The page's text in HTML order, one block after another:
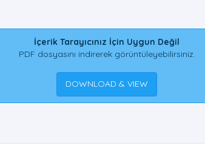
İçerik Tarayıcınız İçin Uygun Değil
PDF dosyasını indirerek görüntüleyebilirsiniz.
DOWNLOAD & VIEW